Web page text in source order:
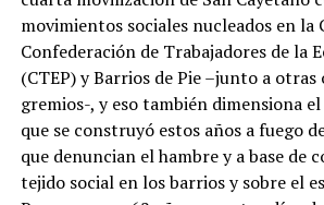
movimientos sociales nucleados en la
Confederación de Trabajadores de la
(CTEP) y Barrios de Pie –junto a otras
gremios-, y eso también dimensiona
que se construyó estos años a fuego
que denuncian el hambre y a base de
tejido social en los barrios y sobre el